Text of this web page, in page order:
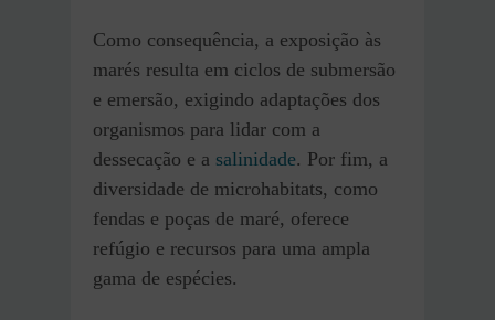
Como consequência, a exposição às
marés resulta em ciclos de submersão
e emersão, exigindo adaptações dos
organismos para lidar com a
dessecação e a salinidade. Por fim, a
diversidade de microhabitats, como
fendas e poças de maré, oferece
refúgio e recursos para uma ampla
gama de espécies.